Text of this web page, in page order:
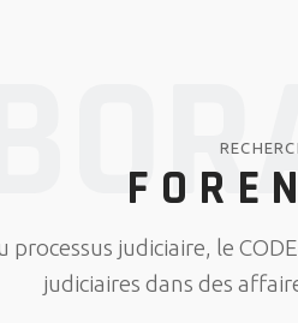
processus judiciaire, le
judiciaires dans des